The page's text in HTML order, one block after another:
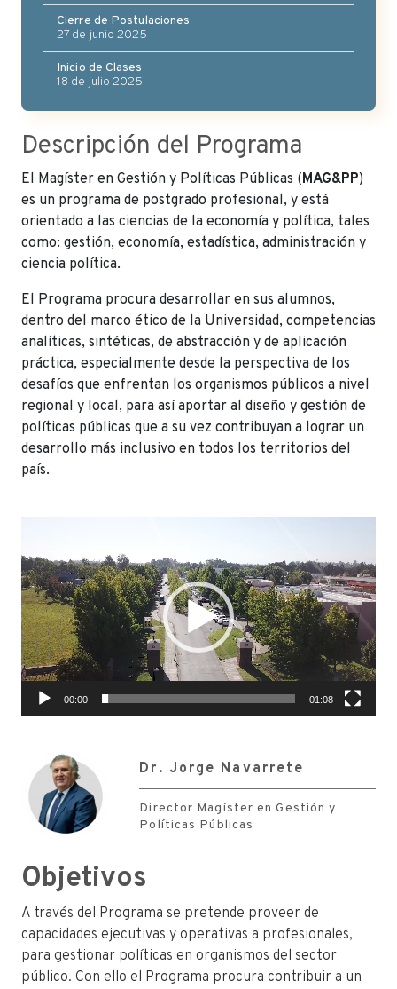
Cierre de Postulaciones
27 de junio 2025
Inicio de Clases
18 de julio 2025
Descripción del Programa
El Magíster en Gestión y Políticas Públicas (MAG&PP)
es un programa de postgrado profesional, y está
orientado a las ciencias de la economía y política, tales
como: gestión, economía, estadística, administración y
ciencia política.
El Programa procura desarrollar en sus alumnos,
dentro del marco ético de la Universidad, competencias
analíticas, sintéticas, de abstracción y de aplicación
práctica, especialmente desde la perspectiva de los
desafíos que enfrentan los organismos públicos a nivel
regional y local, para así aportar al diseño y gestión de
políticas públicas que a su vez contribuyan a lograr un
desarrollo más inclusivo en todos los territorios del
país.
vídeo
00:00 01:08
Dr. Jorge Navarrete
Director Magíster en Gestión y
Políticas Públicas
Objetivos
A través del Programa se pretende proveer de
capacidades ejecutivas y operativas a profesionales,
para gestionar políticas en organismos del sector
público. Con ello el Programa procura contribuir a un